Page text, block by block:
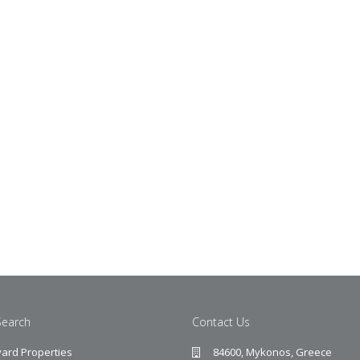
Properties
Contact Us
84600, Mykonos, Greece